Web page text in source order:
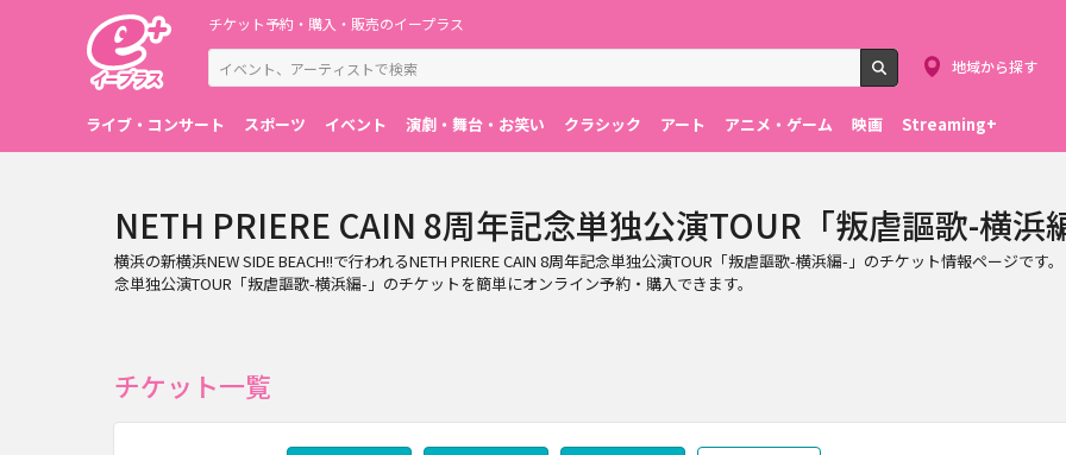
チケット予約・購入・販売のイープラス
検索
地域から探す
ライブ・コンサート スポーツ イベント 演劇・舞台・お笑い クラシック アート アニメ・ゲーム 映画 Streaming+
NETH PRIERE CAIN 8周年記念単独公演TOUR「叛虐謳歌-横
横浜の新横浜NEW SIDE BEACH!!で行われるNETH PRIERE CAIN 8周年記念単独公演TOUR「叛虐謳歌-横浜編-」のチケット情報ページです
念単独公演TOUR「叛虐謳歌-横浜編-」のチケットを簡単にオンライン予約・購入できます。
チケット一覧